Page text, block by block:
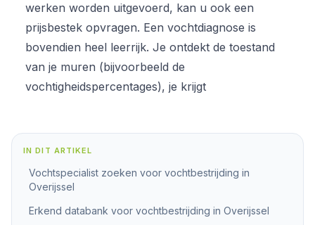
werken worden uitgevoerd, kan u ook een
prijsbestek opvragen. Een vochtdiagnose is
bovendien heel leerrijk. Je ontdekt de toestand
van je muren (bijvoorbeeld de
vochtigheidspercentages), je krijgt
IN DIT ARTIKEL
Vochtspecialist zoeken voor vochtbestrijding in
Overijssel
Erkend databank voor vochtbestrijding in Overijssel